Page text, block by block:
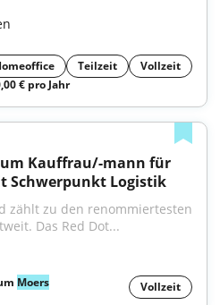
Teilzeit
Vollzeit
€ pro Jahr
Schwerpunkt Logistik
zählt zu den renommiertesten
Das Red Dot...
Moers Vollzeit